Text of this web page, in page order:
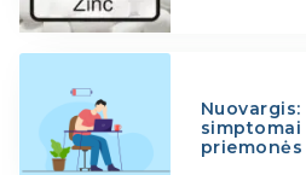
priemonės